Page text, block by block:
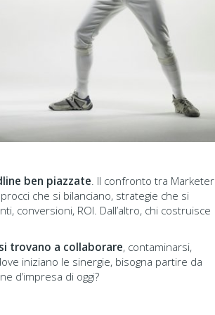
ben piazzate . Il confronto tra Marketer
che si bilanciano, strategie che si
conversioni, ROI. Dall’altro, chi costruisce
trovano a collaborare, contaminarsi,
iniziano le sinergie, bisogna partire da
d’impresa di oggi?